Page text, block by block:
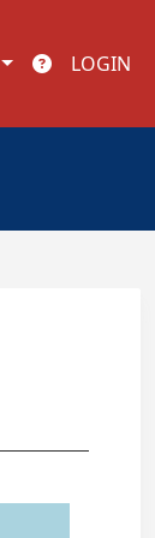
LOGIN